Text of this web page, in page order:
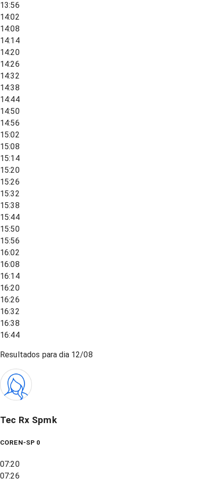
13:56
14:02
14:08
14:14
14:20
14:26
14:32
14:38
14:44
14:50
14:56
15:02
15:08
15:14
15:20
15:26
15:32
15:38
15:44
15:50
15:56
16:02
16:08
16:14
16:20
16:26
16:32
16:38
16:44
Resultados para dia 12/08
Tec Rx Spmk
COREN-SP 0
07:20
07:26